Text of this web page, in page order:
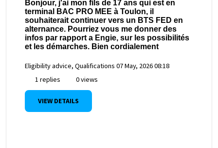
Bonjour, j'ai mon fils de 17 ans qui est en
terminal BAC PRO MEE à Toulon, il
souhaiterait continuer vers un BTS FED en
alternance. Pourriez vous me donner des
infos par rapport a Engie, sur les possibilités
et les démarches. Bien cordialement
Eligibility advice, Qualifications 07 May, 2026 08:18
1 replies
0 views
VIEW DETAILS